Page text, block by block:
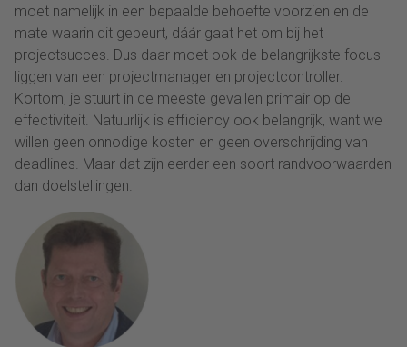
moet namelijk in een bepaalde behoefte voorzien en de
mate waarin dit gebeurt, dáár gaat het om bij het
projectsucces. Dus daar moet ook de belangrijkste focus
liggen van een projectmanager en projectcontroller.
Kortom, je stuurt in de meeste gevallen primair op de
effectiviteit. Natuurlijk is efficiency ook belangrijk, want we
willen geen onnodige kosten en geen overschrijding van
deadlines. Maar dat zijn eerder een soort randvoorwaarden
dan doelstellingen.